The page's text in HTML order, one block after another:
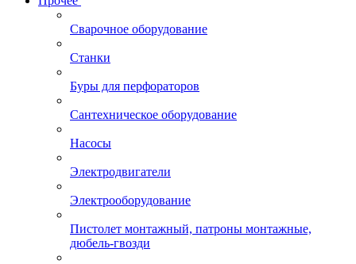
Сварочное оборудование
Станки
Буры для перфораторов
Сантехническое оборудование
Насосы
Электродвигатели
Электрооборудование
Пистолет монтажный, патроны монтажные,
дюбель-гвозди